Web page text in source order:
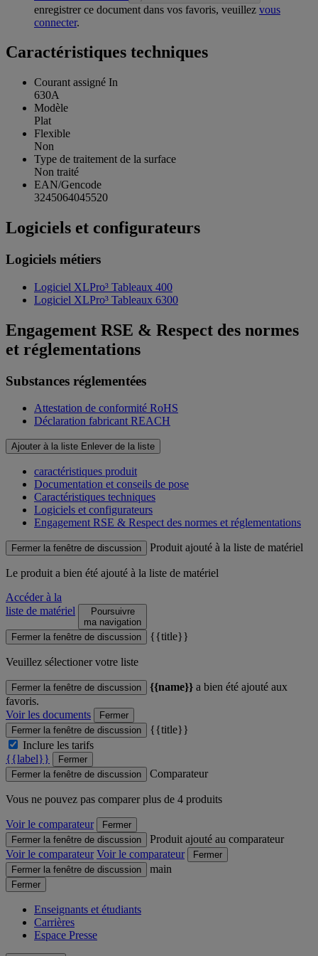
enregistrer ce document dans vos favoris, veuillez vous
connecter.
Caractéristiques techniques
Courant assigné In
630A
Modèle
Plat
Flexible
Non
Type de traitement de la surface
Non traité
EAN/Gencode
3245064045520
Logiciels et configurateurs
Logiciels métiers
Logiciel XLPro³ Tableaux 400
Logiciel XLPro³ Tableaux 6300
Engagement RSE & Respect des normes
et réglementations
Substances réglementées
Attestation de conformité RoHS
Déclaration fabricant REACH
Ajouter à la liste Enlever de la liste
caractéristiques produit
Documentation et conseils de pose
Caractéristiques techniques
Logiciels et configurateurs
Engagement RSE & Respect des normes et réglementations
Fermer la fenêtre de discussion Produit ajouté à la liste de matériel
Le produit a bien été ajouté à la liste de matériel
Accéder à la
liste de matériel
Poursuivre
ma navigation
Fermer la fenêtre de discussion
{{title}}
Veuillez sélectioner votre liste
Fermer la fenêtre de discussion {{name}} a bien été ajouté aux
favoris.
Voir les documents
Fermer
Fermer la fenêtre de discussion
{{title}}
Inclure les tarifs
{{label}}
Fermer
Fermer la fenêtre de discussion
Comparateur
Vous ne pouvez pas comparer plus de 4 produits
Voir le comparateur
Fermer
Fermer la fenêtre de discussion
Produit ajouté au comparateur
Voir le comparateur Voir le comparateur
Fermer
Fermer la fenêtre de discussion
main
Fermer
Enseignants et étudiants
Carrières
Espace Presse